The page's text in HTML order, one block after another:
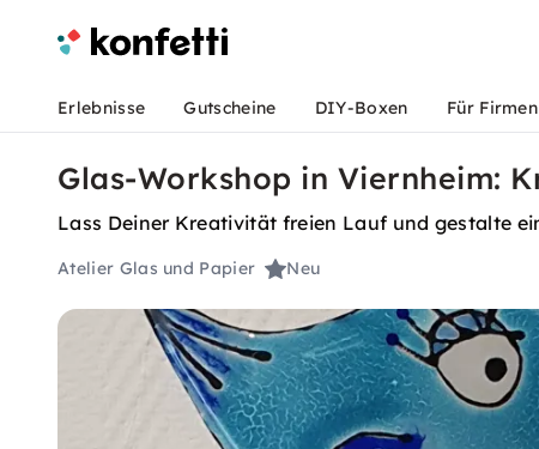
Erlebnisse Gutscheine DIY-Boxen Für Firmen
Glas-Workshop in Viernheim:
Lass Deiner Kreativität freien Lauf und gestalte
Atelier Glas und Papier Neu